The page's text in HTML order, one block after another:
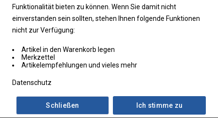
Funktionalität bieten zu können. Wenn Sie damit nicht
einverstanden sein sollten, stehen Ihnen folgende Funktionen
nicht zur Verfügung:
Artikel in den Warenkorb legen
Merkzettel
Artikelempfehlungen und vieles mehr
Datenschutz
Ich stimme zu
Schließen